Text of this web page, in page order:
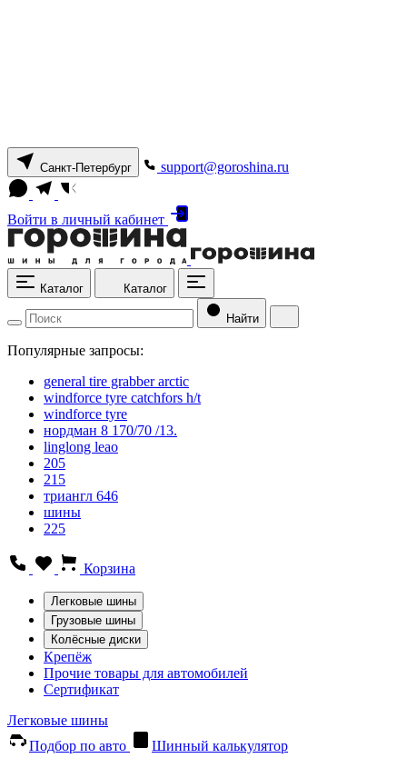
Санкт-Петербург support@goroshina.ru
Войти в личный кабинет
Каталог Каталог
Найти
Популярные запросы:
general tire grabber arctic
windforce tyre catchfors h/t
windforce tyre
нордман 8 170/70 /13.
linglong leao
205
215
триангл 646
шины
225
Корзина
Легковые шины
Грузовые шины
Колёсные диски
Крепёж
Прочие товары для автомобилей
Сертификат
Легковые шины
Подбор по авто
Шинный калькулятор